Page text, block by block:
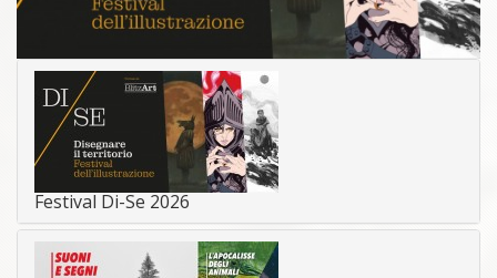
Festival Di-Se 2026